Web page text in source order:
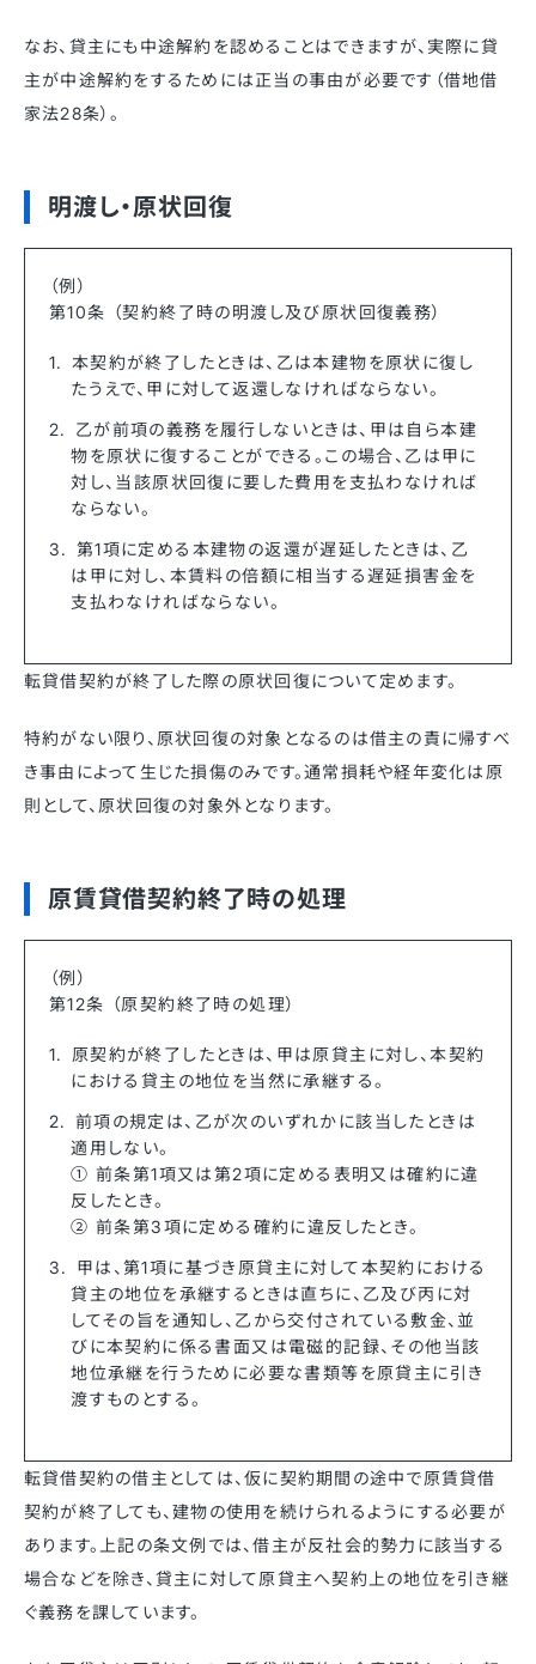
なお、貸主にも中途解約を認めることはできますが、実際に貸
主が中途解約をするためには正当の事由が必要です（借地借
家法28条）。
明渡し・原状回復
（例）
第10条 （契約終了時の明渡し及び原状回復義務）
本契約が終了したときは、乙は本建物を原状に復し
たうえで、甲に対して返還しなければならない。
乙が前項の義務を履行しないときは、甲は自ら本建
物を原状に復することができる。この場合、乙は甲に
対し、当該原状回復に要した費用を支払わなければ
ならない。
第1項に定める本建物の返還が遅延したときは、乙
は甲に対し、本賃料の倍額に相当する遅延損害金を
支払わなければならない。
転貸借契約が終了した際の原状回復について定めます。
特約がない限り、原状回復の対象となるのは借主の責に帰すべ
き事由によって生じた損傷のみです。通常損耗や経年変化は原
則として、原状回復の対象外となります。
原賃貸借契約終了時の処理
（例）
第12条 （原契約終了時の処理）
原契約が終了したときは、甲は原貸主に対し、本契約
における貸主の地位を当然に承継する。
前項の規定は、乙が次のいずれかに該当したときは
適用しない。
① 前条第1項又は第2項に定める表明又は確約に違
反したとき。
② 前条第3項に定める確約に違反したとき。
甲は、第1項に基づき原貸主に対して本契約における
貸主の地位を承継するときは直ちに、乙及び丙に対
してその旨を通知し、乙から交付されている敷金、並
びに本契約に係る書面又は電磁的記録、その他当該
地位承継を行うために必要な書類等を原貸主に引き
渡すものとする。
転貸借契約の借主としては、仮に契約期間の途中で原賃貸借
契約が終了しても、建物の使用を続けられるようにする必要が
あります。上記の条文例では、借主が反社会的勢力に該当する
場合などを除き、貸主に対して原貸主へ契約上の地位を引き継
ぐ義務を課しています。